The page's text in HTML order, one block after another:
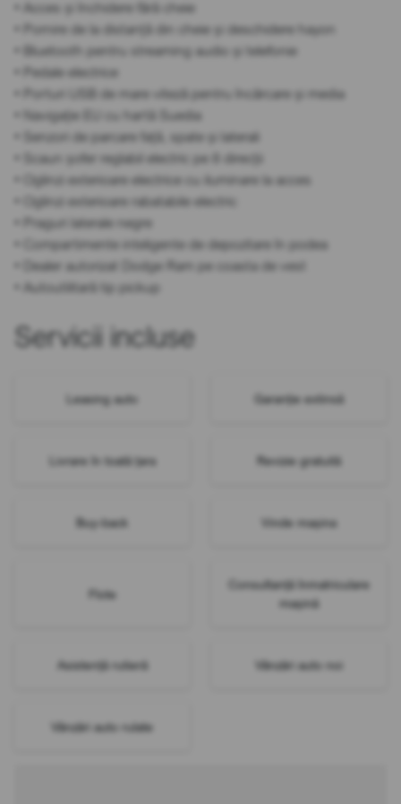
• Acces și închidere fără cheie
• Pornire de la distanță din cheie și deschidere hayon
• Bluetooth pentru streaming audio și telefonie
• Pedale electrice
• Porturi USB de mare viteză pentru încărcare și media
• Navigație EU cu hartă Suedia
• Senzori de parcare față, spate și laterali
• Scaun șofer reglabil electric pe 8 direcții
• Oglinzi exterioare electrice cu iluminare la acces
• Oglinzi exterioare rabatabile electric
• Praguri laterale negre
• Compartimente inteligente de depozitare în podea
• Dealer autorizat Dodge Ram pe coasta de vest
• Autoutilitară tip pickup
Servicii incluse
Leasing auto Garanție extinsă
Livrare în toată țara Revizie gratuită
Buy-back Vinde mașina
Flote
Consultanță înmatriculare
mașină
Asistență rutieră Vânzări auto noi
Vânzări auto rulate